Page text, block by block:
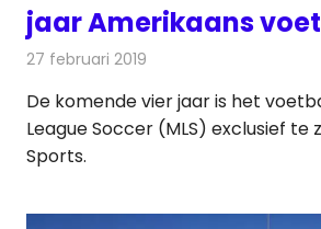
jaar Amerikaans
27 februari 2019
De komende vier jaar is het
League Soccer (MLS) exclusief te
Sports.